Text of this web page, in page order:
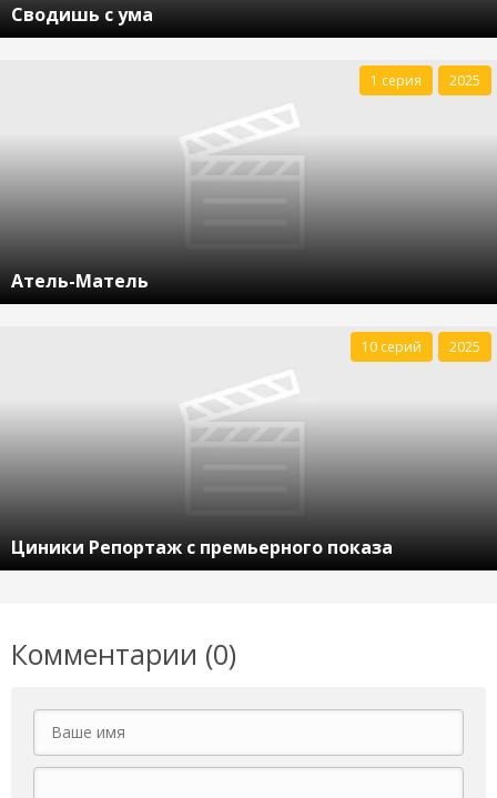
Сводишь с ума
Атель-Матель
1 серия 2025
Циники Репортаж с премьерного показа
10 серий 2025
Комментарии (0)